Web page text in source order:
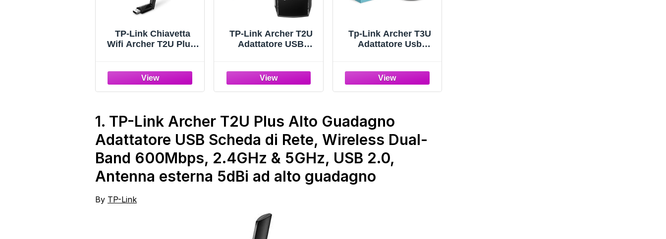
TP-Link Chiavetta
Wifi Archer T2U Plus,
Alto Guadagno, Dual-
Band 600Mbps, USB
TP-Link Archer T2U
Adattatore USB
600Mbps, 2.4GHz &
5GHz, 1 Antenne
Tp-Link Archer T3U
Adattatore Usb
1300 Mbps, ‎Porta Usb
3.0, Installazione
11/10/8.1/8/7, Mac OS
10.15 e versioni
precedenti, Nero
1. TP-Link Archer T2U Plus Alto Guadagno
Adattatore USB Scheda di Rete, Wireless Dual-
Band 600Mbps, 2.4GHz & 5GHz, USB 2.0,
Antenna esterna 5dBi ad alto guadagno
By TP-Link